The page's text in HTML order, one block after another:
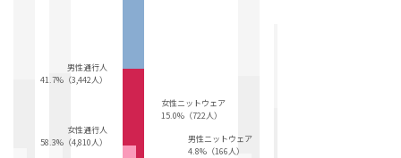
男性通行人
41.7%（3,442人）
女性通行人
58.3%（4,810人）
女性ニットウェア
15.0%（722人）
男性ニットウェア
4.8%（166人）